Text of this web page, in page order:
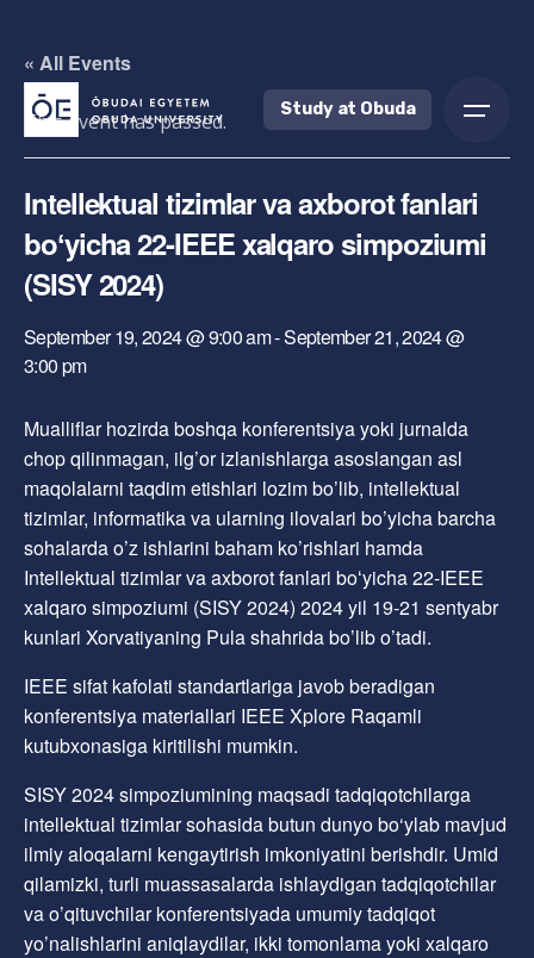
content
Study at Obuda
« All Events
This event has passed.
Intellektual tizimlar va axborot fanlari
boʻyicha 22-IEEE xalqaro simpoziumi
(SISY 2024)
September 19, 2024 @ 9:00 am-September 21, 2024 @
3:00 pm
Mualliflar hozirda boshqa konferentsiya yoki jurnalda
chop qilinmagan, ilg’or izlanishlarga asoslangan asl
maqolalarni taqdim etishlari lozim bo’lib, intellektual
tizimlar, informatika va ularning ilovalari bo’yicha barcha
sohalarda o’z ishlarini baham ko’rishlari hamda
Intellektual tizimlar va axborot fanlari boʻyicha 22-IEEE
xalqaro simpoziumi (SISY 2024) 2024 yil 19-21 sentyabr
kunlari Xorvatiyaning Pula shahrida bo’lib o’tadi.
IEEE sifat kafolati standartlariga javob beradigan
konferentsiya materiallari IEEE Xplore Raqamli
kutubxonasiga kiritilishi mumkin.
SISY 2024 simpoziumining maqsadi tadqiqotchilarga
intellektual tizimlar sohasida butun dunyo bo‘ylab mavjud
ilmiy aloqalarni kengaytirish imkoniyatini berishdir. Umid
qilamizki, turli muassasalarda ishlaydigan tadqiqotchilar
va o’qituvchilar konferentsiyada umumiy tadqiqot
yo’nalishlarini aniqlaydilar, ikki tomonlama yoki xalqaro